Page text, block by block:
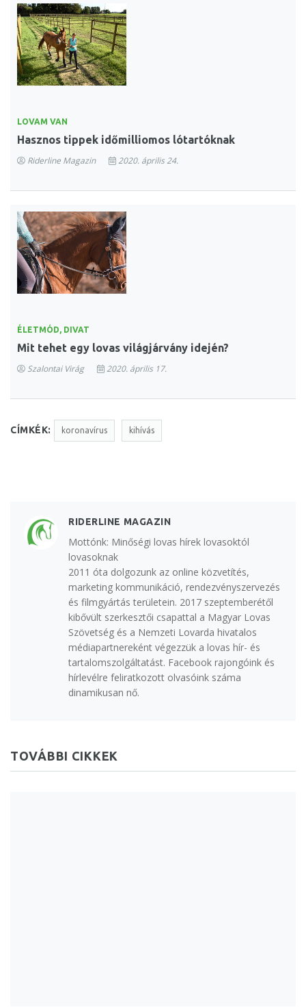
LOVAM VAN
Hasznos tippek időmilliomos lótartóknak
Riderline Magazin 2020. április 24.
ÉLETMÓD, DIVAT
Mit tehet egy lovas világjárvány idején?
Szalontai Virág 2020. április 17.
CÍMKÉK: koronavírus kihívás
RIDERLINE MAGAZIN
Mottónk: Minőségi lovas hírek lovasoktól
lovasoknak
2011 óta dolgozunk az online közvetítés,
marketing kommunikáció, rendezvényszervezés
és filmgyártás területein. 2017 szeptemberétől
kibővült szerkesztői csapattal a Magyar Lovas
Szövetség és a Nemzeti Lovarda hivatalos
médiapartnereként végezzük a lovas hír- és
tartalomszolgáltatást. Facebook rajongóink és
hírlevélre feliratkozott olvasóink száma
dinamikusan nő.
TOVÁBBI CIKKEK